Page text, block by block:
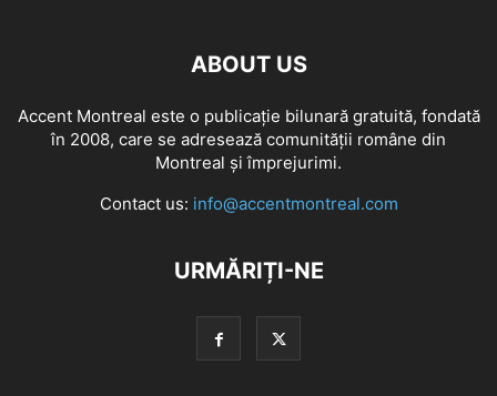
ABOUT US
Accent Montreal este o publicație bilunară gratuită, fondată
în 2008, care se adresează comunităţii române din
Montreal şi împrejurimi.
Contact us: info@accentmontreal.com
URMĂRIȚI-NE